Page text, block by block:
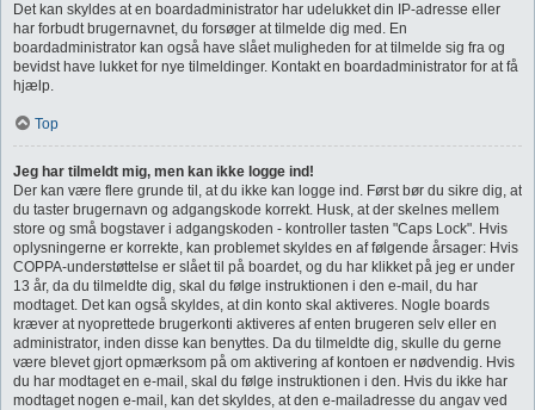
Det kan skyldes at en boardadministrator har udelukket din IP-adresse eller
har forbudt brugernavnet, du forsøger at tilmelde dig med. En
boardadministrator kan også have slået muligheden for at tilmelde sig fra og
bevidst have lukket for nye tilmeldinger. Kontakt en boardadministrator for at få
hjælp.
Top
Jeg har tilmeldt mig, men kan ikke logge ind!
Der kan være flere grunde til, at du ikke kan logge ind. Først bør du sikre dig, at
du taster brugernavn og adgangskode korrekt. Husk, at der skelnes mellem
store og små bogstaver i adgangskoden - kontroller tasten "Caps Lock". Hvis
oplysningerne er korrekte, kan problemet skyldes en af følgende årsager: Hvis
COPPA-understøttelse er slået til på boardet, og du har klikket på jeg er under
13 år, da du tilmeldte dig, skal du følge instruktionen i den e-mail, du har
modtaget. Det kan også skyldes, at din konto skal aktiveres. Nogle boards
kræver at nyoprettede brugerkonti aktiveres af enten brugeren selv eller en
administrator, inden disse kan benyttes. Da du tilmeldte dig, skulle du gerne
være blevet gjort opmærksom på om aktivering af kontoen er nødvendig. Hvis
du har modtaget en e-mail, skal du følge instruktionen i den. Hvis du ikke har
modtaget nogen e-mail, kan det skyldes, at den e-mailadresse du angav ved